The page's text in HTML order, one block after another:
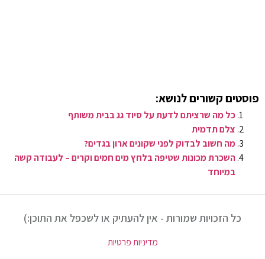
פוסטים קשורים לנושא:
כל מה שרציתם לדעת על סיוד גג בבית משותף
צלם תדמית
מה חשוב לבדוק לפני שקונים ארון בגדים?
השכרת מכונות שטיפה בלחץ מים חמים וקרים – לעבודה קשה
במיוחד
כל הזכויות שמורות - אין להעתיק או לשכפל את התוכן:)
מדיניות פרטיות